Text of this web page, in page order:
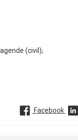
(civil);
Facebook